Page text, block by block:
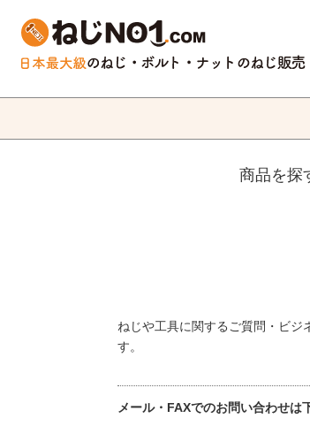
商品を探
ねじや工具に関するご質問・ビジ
す。
メール・FAXでのお問い合わせは